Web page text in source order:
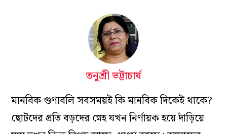
তনুশ্রী ভট্টাচার্য
মানবিক গুণাবলি সবসময়ই কি মানবিক দিকেই থাকে?
ছোটদের প্রতি বড়দের স্নেহ যখন নির্ণায়ক হয়ে দাঁড়িয়ে